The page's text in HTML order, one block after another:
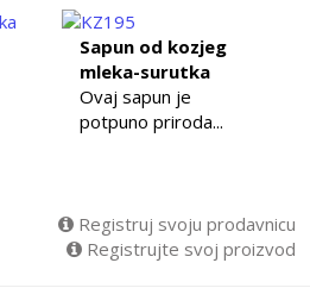
Sapun od kozjeg
mleka-surutka
Ovaj sapun je
potpuno priroda...
Registruj svoju prodavnicu
Registrujte svoj proizvod